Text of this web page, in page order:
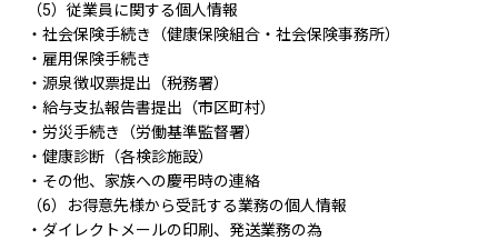
（5）従業員に関する個人情報
・社会保険手続き（健康保険組合・社会保険事務所）
・雇用保険手続き
・源泉徴収票提出（税務署）
・給与支払報告書提出（市区町村）
・労災手続き（労働基準監督署）
・健康診断（各検診施設）
・その他、家族への慶弔時の連絡
（6）お得意先様から受託する業務の個人情報
・ダイレクトメールの印刷、発送業務の為